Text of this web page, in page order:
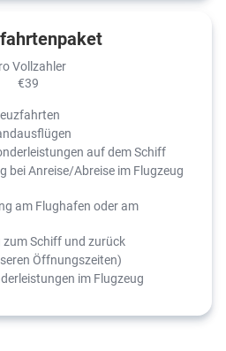
Vollzahler
€39
auf dem Schiff
bei Anreise/Abreise im Flugzeug
am Flughafen oder am
Schiff und zurück
Öffnungszeiten)
im Flugzeug